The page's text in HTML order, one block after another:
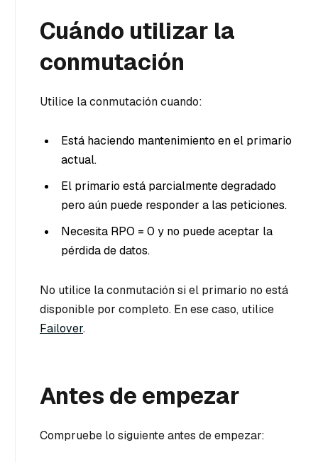
Cuándo utilizar la
conmutación
Utilice la conmutación cuando:
Está haciendo mantenimiento en el primario
actual.
El primario está parcialmente degradado
pero aún puede responder a las peticiones.
Necesita RPO = 0 y no puede aceptar la
pérdida de datos.
No utilice la conmutación si el primario no está
disponible por completo. En ese caso, utilice
Failover.
Antes de empezar
Compruebe lo siguiente antes de empezar: